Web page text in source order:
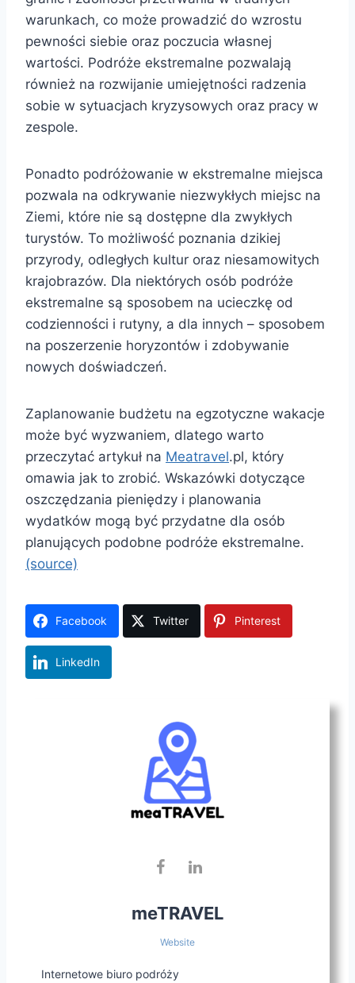
warunkach, co może prowadzić do wzrostu
pewności siebie oraz poczucia własnej
wartości. Podróże ekstremalne pozwalają
również na rozwijanie umiejętności radzenia
sobie w sytuacjach kryzysowych oraz pracy w
zespole.
Ponadto podróżowanie w ekstremalne miejsca
pozwala na odkrywanie niezwykłych miejsc na
Ziemi, które nie są dostępne dla zwykłych
turystów. To możliwość poznania dzikiej
przyrody, odległych kultur oraz niesamowitych
krajobrazów. Dla niektórych osób podróże
ekstremalne są sposobem na ucieczkę od
codzienności i rutyny, a dla innych – sposobem
na poszerzenie horyzontów i zdobywanie
nowych doświadczeń.
Zaplanowanie budżetu na egzotyczne wakacje
może być wyzwaniem, dlatego warto
przeczytać artykuł na Meatravel.pl, który
omawia jak to zrobić. Wskazówki dotyczące
oszczędzania pieniędzy i planowania
wydatków mogą być przydatne dla osób
planujących podobne podróże ekstremalne.
(source)
Facebook Twitter Pinterest
LinkedIn
meTRAVEL
Website
Internetowe biuro podróży